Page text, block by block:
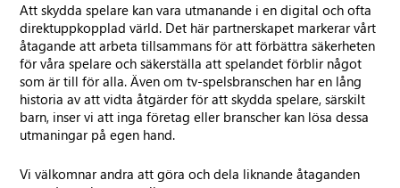
Att skydda spelare kan vara utmanande i en digital och ofta
direktuppkopplad värld. Det här partnerskapet markerar vårt
åtagande att arbeta tillsammans för att förbättra säkerheten
för våra spelare och säkerställa att spelandet förblir något
som är till för alla. Även om tv-spelsbranschen har en lång
historia av att vidta åtgärder för att skydda spelare, särskilt
barn, inser vi att inga företag eller branscher kan lösa dessa
utmaningar på egen hand.
Vi välkomnar andra att göra och dela liknande åtaganden